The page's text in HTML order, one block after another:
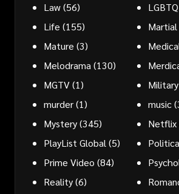
Law(56)
Life (155)
Mature (3)
Melodrama(130)
MGTV(1) Military
murder(1) music
Mystery(345) Netflix
PlayList Global(5)
Prime Video (84)
Reality(6)